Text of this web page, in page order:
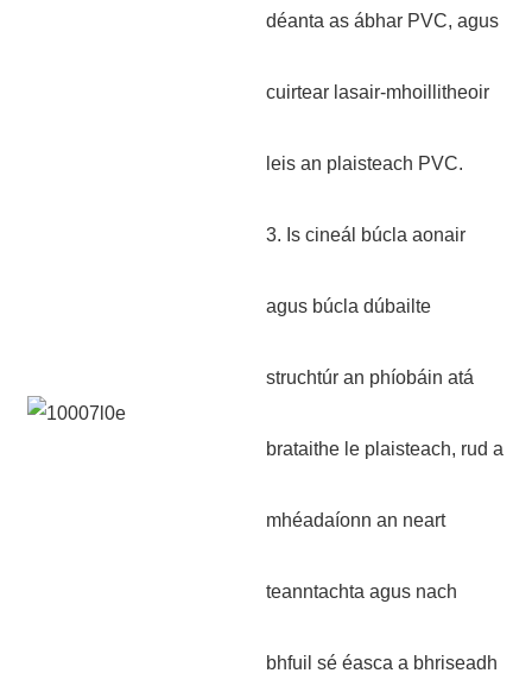
déanta as ábhar PVC, agus
cuirtear lasair-mhoillitheoir
leis an plaisteach PVC.
3. Is cineál búcla aonair
agus búcla dúbailte
struchtúr an phíobáin atá
brataithe le plaisteach, rud a
mhéadaíonn an neart
teanntachta agus nach
bhfuil sé éasca a bhriseadh